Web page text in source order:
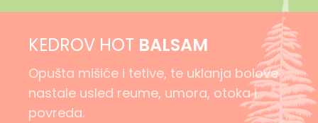
KEDROV HOT BALSAM
Opušta mišiće i tetive, te uklanja bolove
nastale usled reume, umora, otoka i
povreda.